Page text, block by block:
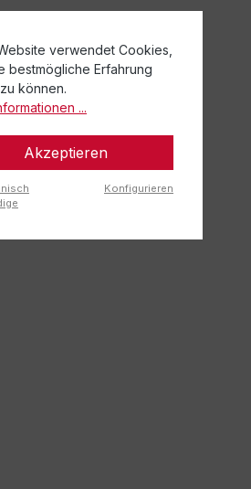
verwendet Cookies,
bestmögliche Erfahrung
können.
...
Akzeptieren
Konfigurieren